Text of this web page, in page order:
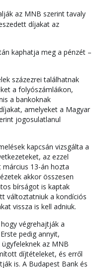
az MNB szerint tavaly
díjakat az
kaphatja meg a pénzét –
százezrei találhatnak
a folyószámláikon,
a bankoknak
amelyeket a Magyar
jogosulatlanul
kapcsán vizsgálta a
az ezzel
13-án hozta
akkor összesen
bírságot is kaptak
változtatniuk a kondíciós
vissza is kell adniuk.
végrehajtják a
pedig annyit,
az MNB
díjtételeket, és erről
is. A Budapest Bank és